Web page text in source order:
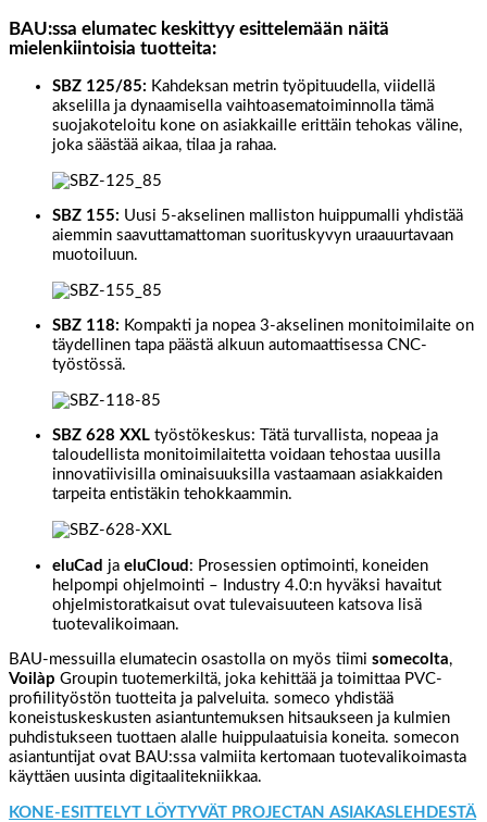
BAU:ssa elumatec keskittyy esittelemään näitä
mielenkiintoisia tuotteita:
SBZ 125/85: Kahdeksan metrin työpituudella, viidellä
akselilla ja dynaamisella vaihtoasematoiminnolla tämä
suojakoteloitu kone on asiakkaille erittäin tehokas väline,
joka säästää aikaa, tilaa ja rahaa.
SBZ 155: Uusi 5-akselinen malliston huippumalli yhdistää
aiemmin saavuttamattoman suorituskyvyn uraauurtavaan
muotoiluun.
SBZ 118: Kompakti ja nopea 3-akselinen monitoimilaite on
täydellinen tapa päästä alkuun automaattisessa CNC-
työstössä.
SBZ 628 XXL työstökeskus: Tätä turvallista, nopeaa ja
taloudellista monitoimilaitetta voidaan tehostaa uusilla
innovatiivisilla ominaisuuksilla vastaamaan asiakkaiden
tarpeita entistäkin tehokkaammin.
eluCad ja eluCloud : Prosessien optimointi, koneiden
helpompi ohjelmointi – Industry 4.0:n hyväksi havaitut
ohjelmistoratkaisut ovat tulevaisuuteen katsova lisä
tuotevalikoimaan.
BAU-messuilla elumatecin osastolla on myös tiimi somecolta,
Voilàp Groupin tuotemerkiltä, joka kehittää ja toimittaa PVC-
profiilityöstön tuotteita ja palveluita. someco yhdistää
koneistuskeskusten asiantuntemuksen hitsaukseen ja kulmien
puhdistukseen tuottaen alalle huippulaatuisia koneita. somecon
asiantuntijat ovat BAU:ssa valmiita kertomaan tuotevalikoimasta
käyttäen uusinta digitaalitekniikkaa.
KONE-ESITTELYT LÖYTYVÄT PROJECTAN ASIAKASLEHDESTÄ